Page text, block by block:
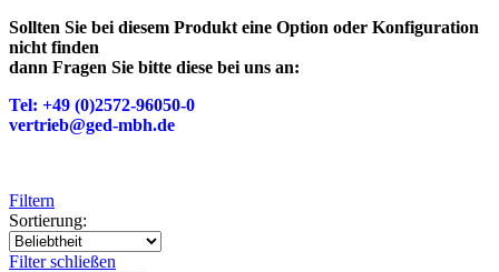
Sollten Sie bei diesem Produkt eine Option oder Konfiguration
nicht finden
dann Fragen Sie bitte diese bei uns an:
Tel: +49 (0)2572-96050-0
vertrieb@ged-mbh.de
Filtern
Sortierung:
Filter schließen